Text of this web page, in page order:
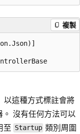
複製
以這種方式標註會將
沒有任何方法可以
至 Startup 類別周圍